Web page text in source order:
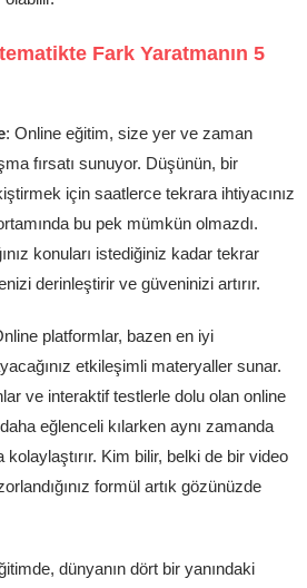
Fark Yaratmanın 5
: Online eğitim, size yer ve zaman
fırsatı sunuyor. Düşünün, bir
için saatlerce tekrara ihtiyacınız
bu pek mümkün olmazdı.
konuları istediğiniz kadar tekrar
derinleştirir ve güveninizi artırır.
platformlar, bazen en iyi
etkileşimli materyaller sunar.
ve interaktif testlerle dolu olan online
eğlenceli kılarken aynı zamanda
kolaylaştırır. Kim bilir, belki de bir video
formül artık gözünüzde
dünyanın dört bir yanındaki